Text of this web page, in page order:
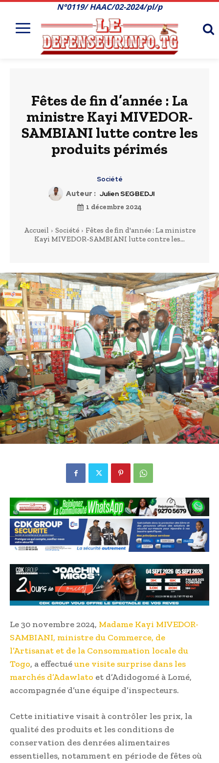
N°0119/ HAAC/02-2024/pl/p
Fêtes de fin d’année : La
ministre Kayi MIVEDOR-
SAMBIANI lutte contre les
produits périmés
Société
Auteur : Julien SEGBEDJI
1 décembre 2024
Accueil Société
Fêtes de fin d'année : La ministre
Kayi MIVEDOR-SAMBIANI lutte contre les...
Le 30 novembre 2024, Madame Kayi MIVEDOR-
SAMBIANI, ministre du Commerce, de
l’Artisanat et de la Consommation locale du
Togo, a effectuéune visite surprise dans les
marchés d’Adawlato et d’Adidogomé à Lomé,
accompagnée d’une équipe d’inspecteurs.
Cette initiative visait à contrôler les prix, la
qualité des produits et les conditions de
conservation des denrées alimentaires
essentielles, notamment en période de fêtes où